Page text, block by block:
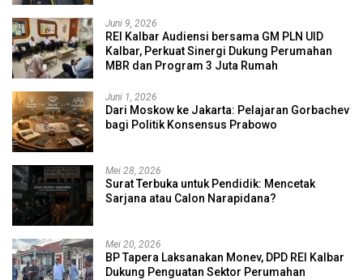
Juni 9, 2026
REI Kalbar Audiensi bersama GM PLN UID
Kalbar, Perkuat Sinergi Dukung Perumahan
MBR dan Program 3 Juta Rumah
Juni 1, 2026
Dari Moskow ke Jakarta: Pelajaran Gorbachev
bagi Politik Konsensus Prabowo
Mei 28, 2026
Surat Terbuka untuk Pendidik: Mencetak
Sarjana atau Calon Narapidana?
Mei 20, 2026
BP Tapera Laksanakan Monev, DPD REI Kalbar
Dukung Penguatan Sektor Perumahan